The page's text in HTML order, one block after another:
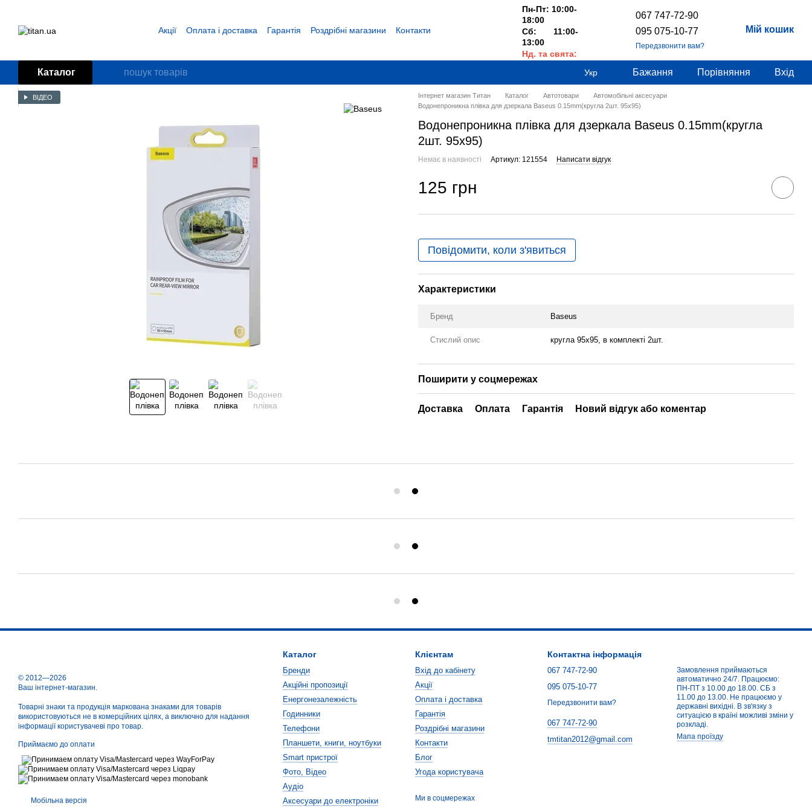
Акції Оплата і доставка Гарантія Роздрібні магазини
Контакти
Пн-Пт: 10:00-
18:00
Сб: 11:00-
13:00
Нд. та свята:
067 747-72-90
095 075-10-77
Передзвонити вам?
Мій кошик
Каталог Укр Бажання Порівняння Вхід
ВІДЕО Інтернет магазин Титан Каталог Автотовари
Автомобільні аксесуари
Водонепроникна плівка для дзеркала Baseus 0.15mm(кругла 2шт. 95х95)
Водонепроникна плівка для дзеркала Baseus 0.15mm(кругла
2шт. 95х95)
Немає в наявності Артикул: 121554 Написати відгук
125 грн
Повідомити, коли з'явиться
Характеристики
Бренд Baseus
Стислий опис кругла 95х95, в комплекті 2шт.
Поширити у соцмережах
Доставка Оплата Гарантія Новий відгук або коментар
© 2012—2026
Ваш інтернет-магазин.
Товарні знаки та продукція маркована знаками для товарів
використовуються не в комерційних цілях, а виключно для надання
інформації користувачеві про товар.
Приймаємо до оплати
Мобільна версія
Каталог
Бренди
Акційні пропозиції
Енергонезалежність
Годинники
Телефони
Планшети, книги, ноутбуки
Smart пристрої
Фото, Відео
Аудіо
Аксесуари до електроніки
Клієнтам
Вхід до кабінету
Акції
Оплата і доставка
Гарантія
Роздрібні магазини
Контакти
Блог
Угода користувача
Ми в соцмережах
Контактна інформація
067 747-72-90
095 075-10-77
Передзвонити вам?
067 747-72-90
tmtitan2012@gmail.com
Замовлення приймаються
автоматично 24/7. Працюємо:
ПН-ПТ з 10.00 до 18.00. СБ з
11.00 до 13.00. Не працюємо у
державні вихідні. В зв'язку з
ситуацією в країні можливі зміни у
розкладі.
Мапа проїзду